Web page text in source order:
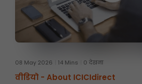
08 May 2026 14 Mins 0 देखना
वीडियो - About ICICIdirect